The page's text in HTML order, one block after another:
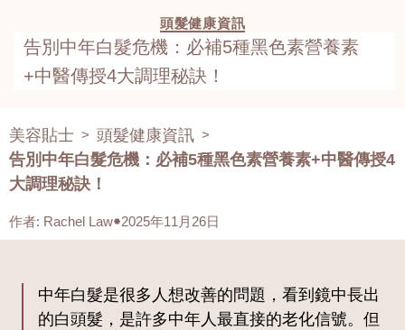
頭髮健康資訊
告別中年白髮危機：必補5種黑色素營養素
+中醫傳授4大調理秘訣！
美容貼士 > 頭髮健康資訊 >
告別中年白髮危機：必補5種黑色素營養素+中醫傳授4
大調理秘訣！
作者: Rachel Law 2025年11月26日
中年白髮是很多人想改善的問題，看到鏡中長出
的白頭髮，是許多中年人最直接的老化信號。但